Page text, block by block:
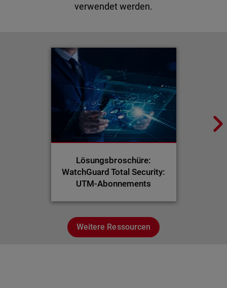
verwendet werden.
Lösungsbroschüre:
WatchGuard Total Security:
UTM-Abonnements
Weitere Ressourcen